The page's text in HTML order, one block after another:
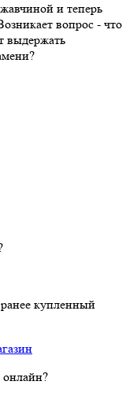
и теперь
вопрос - что
выдержать
купленный